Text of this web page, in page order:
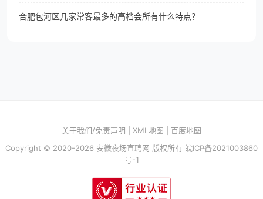
合肥包河区几家常客最多的高档会所有什么特点？
关于我们/免责声明 XML地图
百度地图
Copyright © 2020-2026 安徽夜场直聘网 版权所有 皖ICP备2021003860
号-1